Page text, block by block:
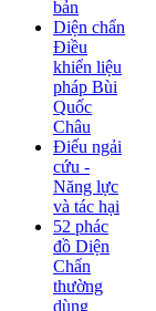
bản
Diện chẩn
Điều
khiển liệu
pháp Bùi
Quốc
Châu
Điếu ngải
cứu -
Năng lực
và tác hại
52 phác
đồ Diện
Chẩn
thường
dùng